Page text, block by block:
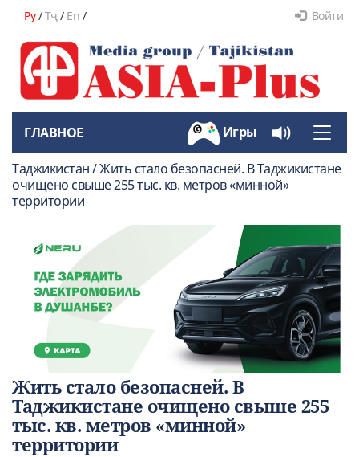
Ру/Тҷ/ En / Войти
Toggle
ГЛАВНОЕ Игры
Таджикистан / Жить стало безопасней. В Таджикистане
очищено свыше 255 тыс. кв. метров «минной»
территории
Жить стало безопасней. В
Таджикистане очищено свыше 255
тыс. кв. метров «минной»
территории